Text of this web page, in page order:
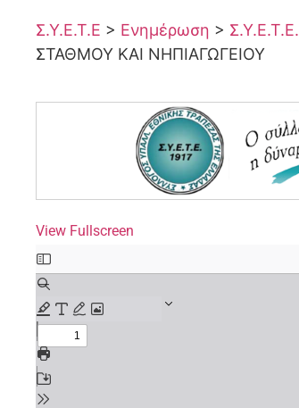
Σ.Υ.Ε.Τ.Ε > Ενημέρωση > Σ.Υ.Ε.Τ.Ε.
ΣΤΑΘΜΟΥ ΚΑΙ ΝΗΠΙΑΓΩΓΕΙΟΥ
View Fullscreen